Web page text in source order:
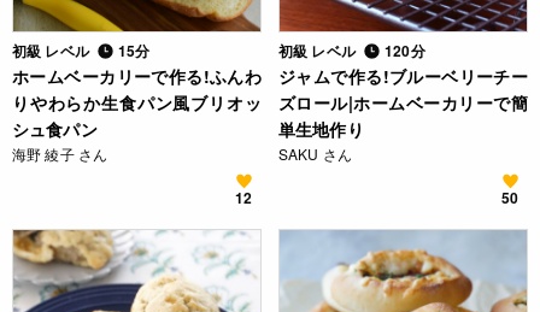
初級 レベル 15分
ホームベーカリーで作る!ふんわ
りやわらか生食パン風ブリオッ
シュ食パン
海野 綾子 さん
12
初級 レベル 120分
ジャムで作る!ブルーベリーチー
ズロール|ホームベーカリーで簡
単生地作り
SAKU さん
50